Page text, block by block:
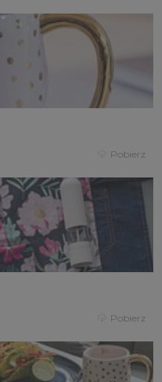
Pobierz
Pobierz